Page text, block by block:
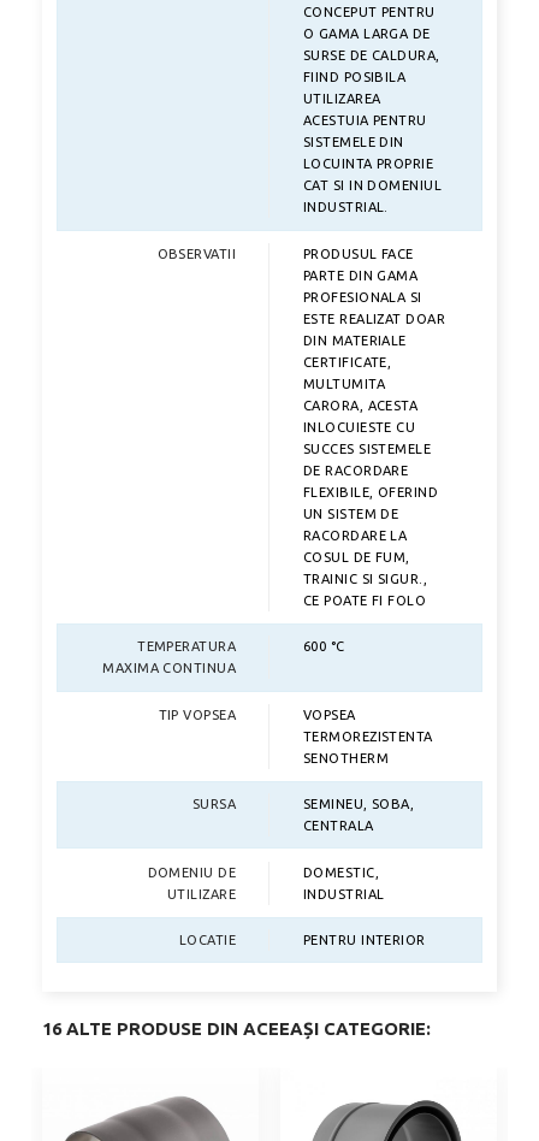
CONCEPUT PENTRU
O GAMA LARGA DE
SURSE DE CALDURA,
FIIND POSIBILA
UTILIZAREA
ACESTUIA PENTRU
SISTEMELE DIN
LOCUINTA PROPRIE
CAT SI IN DOMENIUL
INDUSTRIAL.
OBSERVATII
PRODUSUL FACE
PARTE DIN GAMA
PROFESIONALA SI
ESTE REALIZAT DOAR
DIN MATERIALE
CERTIFICATE,
MULTUMITA
CARORA, ACESTA
INLOCUIESTE CU
SUCCES SISTEMELE
DE RACORDARE
FLEXIBILE, OFERIND
UN SISTEM DE
RACORDARE LA
COSUL DE FUM,
TRAINIC SI SIGUR.,
CE POATE FI FOLO
TEMPERATURA
MAXIMA CONTINUA
600 °C
TIP VOPSEA
VOPSEA
TERMOREZISTENTA
SENOTHERM
SURSA
SEMINEU, SOBA,
CENTRALA
DOMENIU DE
UTILIZARE
DOMESTIC,
INDUSTRIAL
LOCATIE PENTRU INTERIOR
16 ALTE PRODUSE DIN ACEEAȘI CATEGORIE: